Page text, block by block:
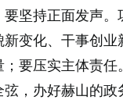
坚持正面发声
变化、干事创业
要压实主体责
，办好赫山的